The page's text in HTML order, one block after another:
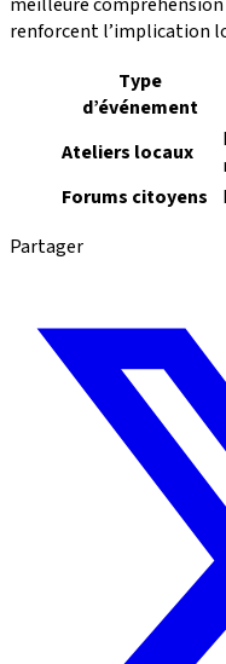
renforcent l’implication
Type
d’événement
Ateliers locaux
Forums citoyens
Partager